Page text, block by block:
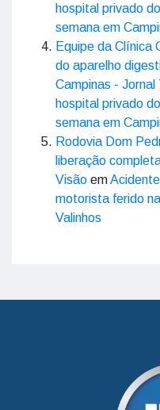
semana em
Rodovia Dom
liberação
Visãoem
motorista ferido
Valinhos